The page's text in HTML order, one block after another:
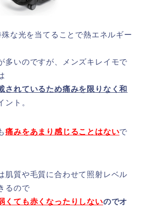
な光を当てることで熱エネルギー
多いのですが、メンズキレイモで
されているため痛みを限りなく和
ント。
痛みをあまり感じることはないで
肌質や毛質に合わせて照射レベル
るので
くても赤くなったりしないのでオ